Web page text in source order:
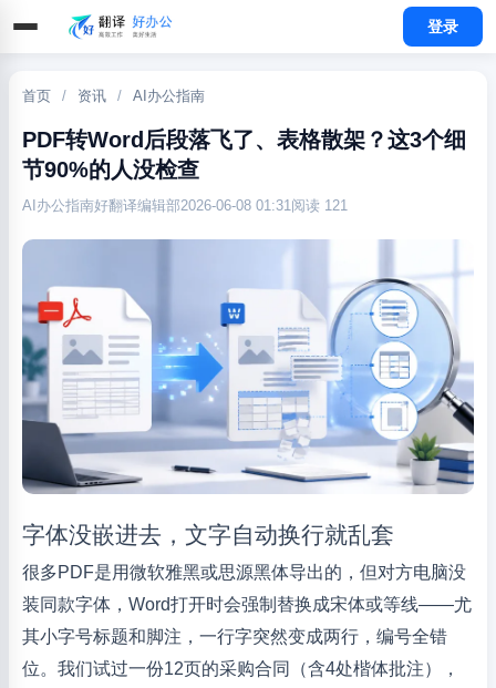
登录
首页 / 资讯 / AI办公指南
PDF转Word后段落飞了、表格散架？这3个细
节90%的人没检查
AI办公指南好翻译编辑部2026-06-08 01:31阅读 121
字体没嵌进去，文字自动换行就乱套
很多PDF是用微软雅黑或思源黑体导出的，但对方电脑没
装同款字体，Word打开时会强制替换成宋体或等线——尤
其小字号标题和脚注，一行字突然变成两行，编号全错
位。我们试过一份12页的采购合同（含4处楷体批注），